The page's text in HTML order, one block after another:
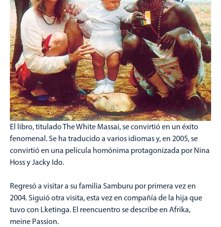
El libro, titulado The White Massai, se convirtió en un éxito
fenomenal. Se ha traducido a varios idiomas y, en 2005, se
convirtió en una película homónima protagonizada por Nina
Hoss y Jacky Ido.
Regresó a visitar a su familia Samburu por primera vez en
2004. Siguió otra visita, esta vez en compañía de la hija que
tuvo con Lketinga. El reencuentro se describe en Afrika,
meine Passion.